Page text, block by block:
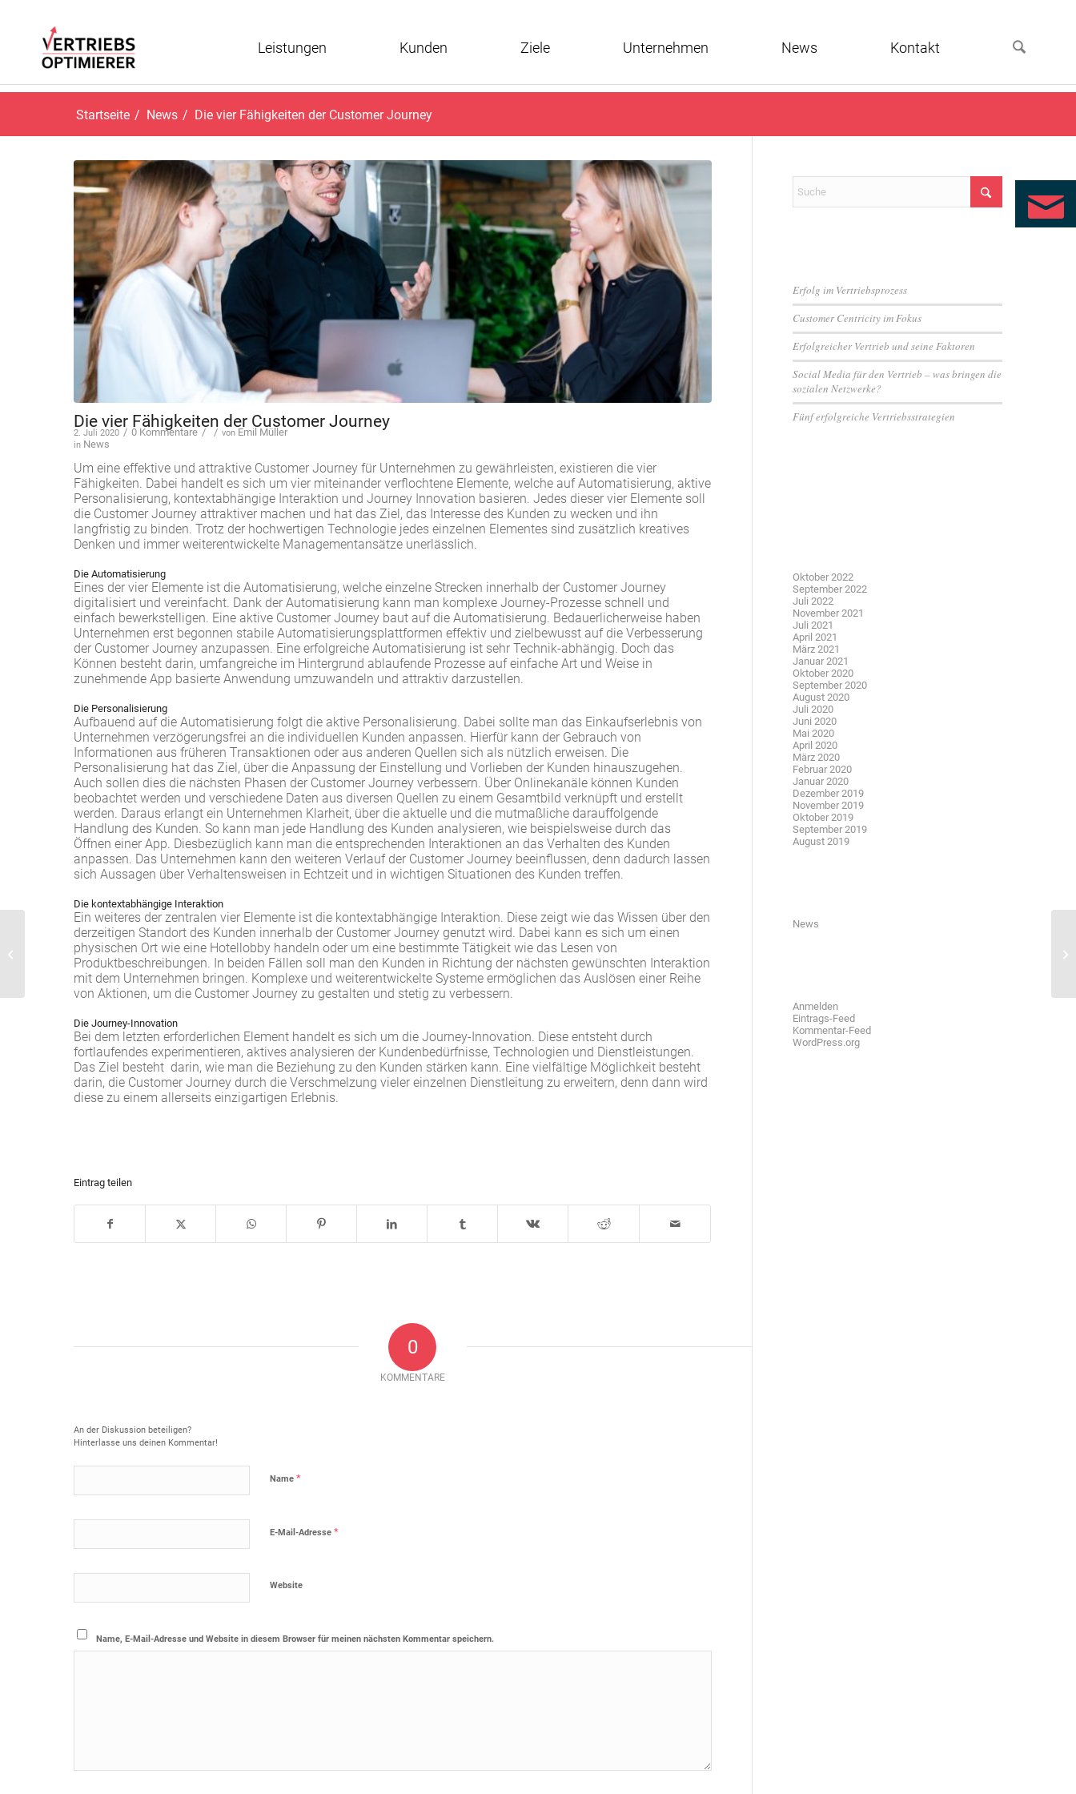
Leistungen Kunden Ziele Unternehmen News Kontakt
Startseite / News / Die vier Fähigkeiten der Customer Journey
Die vier Fähigkeiten der Customer Journey
2. Juli 2020 / 0 Kommentare /
in News
/ von Emil Müller
Um eine effektive und attraktive Customer Journey für Unternehmen zu gewährleisten, existieren die vier
Fähigkeiten. Dabei handelt es sich um vier miteinander verflochtene Elemente, welche auf Automatisierung, aktive
Personalisierung, kontextabhängige Interaktion und Journey Innovation basieren. Jedes dieser vier Elemente soll
die Customer Journey attraktiver machen und hat das Ziel, das Interesse des Kunden zu wecken und ihn
langfristig zu binden. Trotz der hochwertigen Technologie jedes einzelnen Elementes sind zusätzlich kreatives
Denken und immer weiterentwickelte Managementansätze unerlässlich.
Die Automatisierung
Eines der vier Elemente ist die Automatisierung, welche einzelne Strecken innerhalb der Customer Journey
digitalisiert und vereinfacht. Dank der Automatisierung kann man komplexe Journey-Prozesse schnell und
einfach bewerkstelligen. Eine aktive Customer Journey baut auf die Automatisierung. Bedauerlicherweise haben
Unternehmen erst begonnen stabile Automatisierungsplattformen effektiv und zielbewusst auf die Verbesserung
der Customer Journey anzupassen. Eine erfolgreiche Automatisierung ist sehr Technik-abhängig. Doch das
Können besteht darin, umfangreiche im Hintergrund ablaufende Prozesse auf einfache Art und Weise in
zunehmende App basierte Anwendung umzuwandeln und attraktiv darzustellen.
Die Personalisierung
Aufbauend auf die Automatisierung folgt die aktive Personalisierung. Dabei sollte man das Einkaufserlebnis von
Unternehmen verzögerungsfrei an die individuellen Kunden anpassen. Hierfür kann der Gebrauch von
Informationen aus früheren Transaktionen oder aus anderen Quellen sich als nützlich erweisen. Die
Personalisierung hat das Ziel, über die Anpassung der Einstellung und Vorlieben der Kunden hinauszugehen.
Auch sollen dies die nächsten Phasen der Customer Journey verbessern. Über Onlinekanäle können Kunden
beobachtet werden und verschiedene Daten aus diversen Quellen zu einem Gesamtbild verknüpft und erstellt
werden. Daraus erlangt ein Unternehmen Klarheit, über die aktuelle und die mutmaßliche darauffolgende
Handlung des Kunden. So kann man jede Handlung des Kunden analysieren, wie beispielsweise durch das
Öffnen einer App. Diesbezüglich kann man die entsprechenden Interaktionen an das Verhalten des Kunden
anpassen. Das Unternehmen kann den weiteren Verlauf der Customer Journey beeinflussen, denn dadurch lassen
sich Aussagen über Verhaltensweisen in Echtzeit und in wichtigen Situationen des Kunden treffen.
Die kontextabhängige Interaktion
Ein weiteres der zentralen vier Elemente ist die kontextabhängige Interaktion. Diese zeigt wie das Wissen über den
derzeitigen Standort des Kunden innerhalb der Customer Journey genutzt wird. Dabei kann es sich um einen
physischen Ort wie eine Hotellobby handeln oder um eine bestimmte Tätigkeit wie das Lesen von
Produktbeschreibungen. In beiden Fällen soll man den Kunden in Richtung der nächsten gewünschten Interaktion
mit dem Unternehmen bringen. Komplexe und weiterentwickelte Systeme ermöglichen das Auslösen einer Reihe
von Aktionen, um die Customer Journey zu gestalten und stetig zu verbessern.
Die Journey-Innovation
Bei dem letzten erforderlichen Element handelt es sich um die Journey-Innovation. Diese entsteht durch
fortlaufendes experimentieren, aktives analysieren der Kundenbedürfnisse, Technologien und Dienstleistungen.
Das Ziel besteht darin, wie man die Beziehung zu den Kunden stärken kann. Eine vielfältige Möglichkeit besteht
darin, die Customer Journey durch die Verschmelzung vieler einzelnen Dienstleitung zu erweitern, denn dann wird
diese zu einem allerseits einzigartigen Erlebnis.
Eintrag teilen
0
KOMMENTARE
An der Diskussion beteiligen?
Hinterlasse uns deinen Kommentar!
Name *
E-Mail-Adresse *
Website
Name, E-Mail-Adresse und Website in diesem Browser für meinen nächsten Kommentar speichern.
Erfolg im Vertriebsprozess
Customer Centricity im Fokus
Erfolgreicher Vertrieb und seine Faktoren
Social Media für den Vertrieb – was bringen die
sozialen Netzwerke?
Fünf erfolgreiche Vertriebsstrategien
Oktober 2022
September 2022
Juli 2022
November 2021
Juli 2021
April 2021
März 2021
Januar 2021
Oktober 2020
September 2020
August 2020
Juli 2020
Juni 2020
Mai 2020
April 2020
März 2020
Februar 2020
Januar 2020
Dezember 2019
November 2019
Oktober 2019
September 2019
August 2019
News
Anmelden
Eintrags-Feed
Kommentar-Feed
WordPress.org
Was sind die Aufgaben
und Ziele im Vertrieb